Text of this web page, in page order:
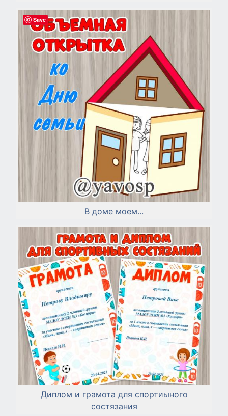
В доме моем...
Диплом и грамота для спортиыного
состязания
Save